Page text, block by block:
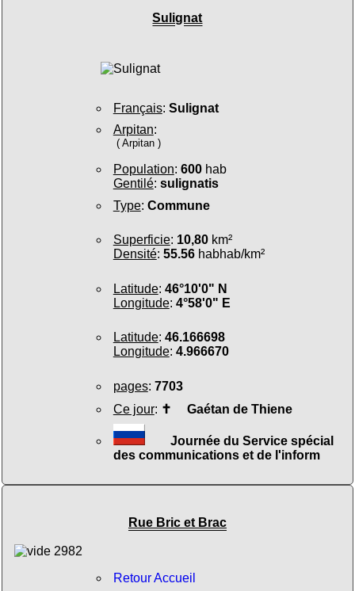
Sulignat
Français: Sulignat
Arpitan:
( Arpitan )
Population: 600hab
Gentilé: sulignatis
Type: Commune
Superficie: 10,80km²
Densité: 55.56habhab/km²
Latitude: 46°10'0" N
Longitude: 4°58'0" E
Latitude: 46.166698
Longitude: 4.966670
pages: 7703
Ce jour: ✝ Gaétan de Thiene
Journée du Service spécial
des communications et de l'inform
Rue Bric et Brac
Retour Accueil